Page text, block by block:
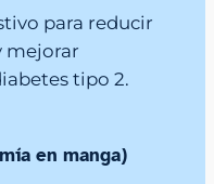
para reducir
mejorar
tipo 2.
en manga)